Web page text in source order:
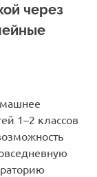
через
1–2 классов